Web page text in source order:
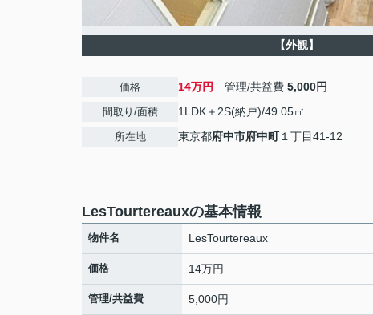
【外観】
価格 14万円 管理/共益費 5,000円
間取り/面積 1LDK＋2S(納戸)/49.05㎡
所在地 東京都府中市府中町１丁目41-12
LesTourtereauxの基本情報
物件名 LesTourtereaux
価格 14万円
管理/共益費 5,000円